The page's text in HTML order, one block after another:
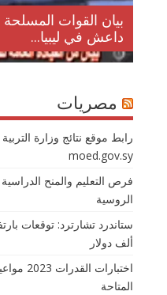
بيان القوات
داعش في ليبيا...
مصريات
رابط موقع نتائج وزارة
moed.gov.sy
فرص التعليم والمنح
الروسية
ألف دولار
المتاحة